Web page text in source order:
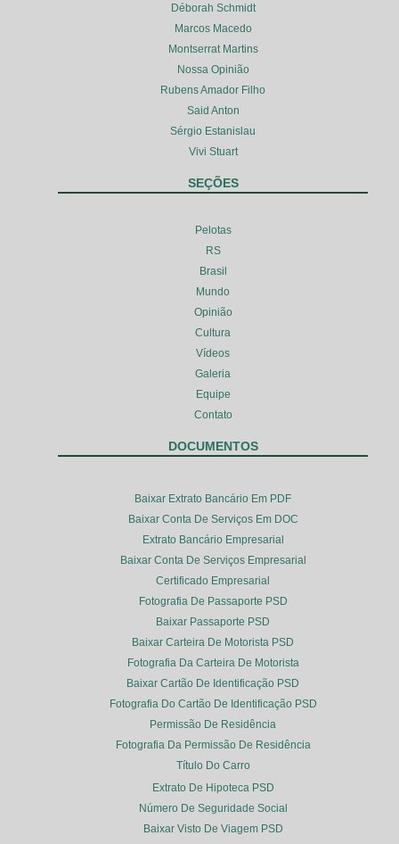
Déborah Schmidt
Marcos Macedo
Montserrat Martins
Nossa Opinião
Rubens Amador Filho
Said Anton
Sérgio Estanislau
Vivi Stuart
SEÇÕES
Pelotas
RS
Brasil
Mundo
Opinião
Cultura
Vídeos
Galeria
Equipe
Contato
DOCUMENTOS
Baixar Extrato Bancário Em PDF
Baixar Conta De Serviços Em DOC
Extrato Bancário Empresarial
Baixar Conta De Serviços Empresarial
Certificado Empresarial
Fotografia De Passaporte PSD
Baixar Passaporte PSD
Baixar Carteira De Motorista PSD
Fotografia Da Carteira De Motorista
Baixar Cartão De Identificação PSD
Fotografia Do Cartão De Identificação PSD
Permissão De Residência
Fotografia Da Permissão De Residência
Título Do Carro
Extrato De Hipoteca PSD
Número De Seguridade Social
Baixar Visto De Viagem PSD